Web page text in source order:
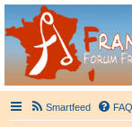
France
Didgeridoo et Guimbarde
Smartfeed FAQ